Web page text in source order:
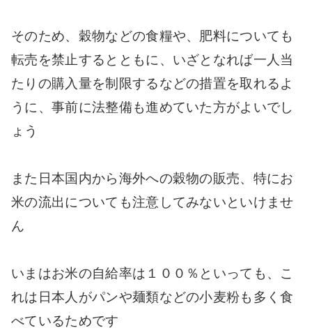
そのため、穀物などの食糧や、肥料についても
転売を禁止するとともに、いざとなれば一人当
たりの購入量を制限するなどの措置を取れるよ
うに、事前に法整備も進めていた方がよいでし
ょう
また日本国内から海外への穀物の販売、特にお
米の流出についても注意してみないといけませ
ん
いまはお米の自給率は１００％といっても、こ
れは日本人がパンや麺類などの小麦粉も多く食
べているためです